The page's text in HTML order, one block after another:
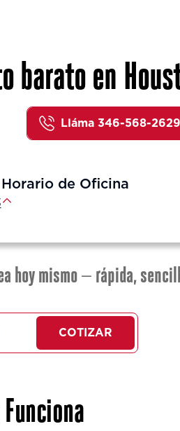
barato en
Lláma 346-568-2629
Horario de Oficina
hoy mismo — rápida,
COTIZAR